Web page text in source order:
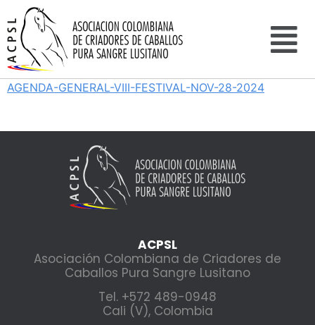
AGENDA-GENERAL-VIII-FESTIVAL-NOV-28-2024
ACPSL
Asociación Colombiana de Criadores de
Caballos Pura Sangre Lusitano
Tel. +572 489-0948
Cali (V), Colombia